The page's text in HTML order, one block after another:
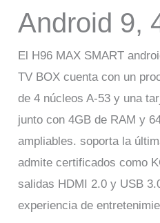
Android 9,
El H96 MAX SMART
TV BOX cuenta con un
de 4 núcleos A-53 y una
junto con 4GB de RAM y
ampliables. soporta la
admite certificados como
salidas HDMI 2.0 y USB
experiencia de